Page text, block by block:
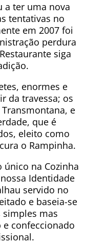
a ter uma nova
tentativas no
em 2007 foi
perdura
siga
enormes e
da travessa; os
e
que é
eleito como
o Rampinha.
na Cozinha
Identidade
servido no
e baseia-se
mas
confeccionado